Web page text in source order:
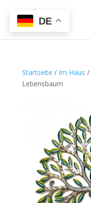
Startseite / Im Haus /
Lebensbaum
DE